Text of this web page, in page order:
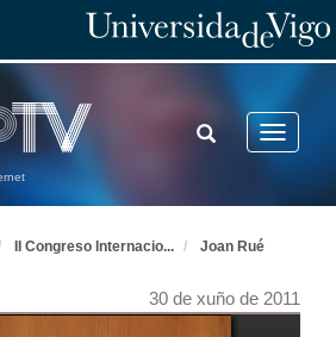
Toggle
TOGGLE
SEARCH
II Congreso Internacio... Joan Rué
30 de xuño de 2011